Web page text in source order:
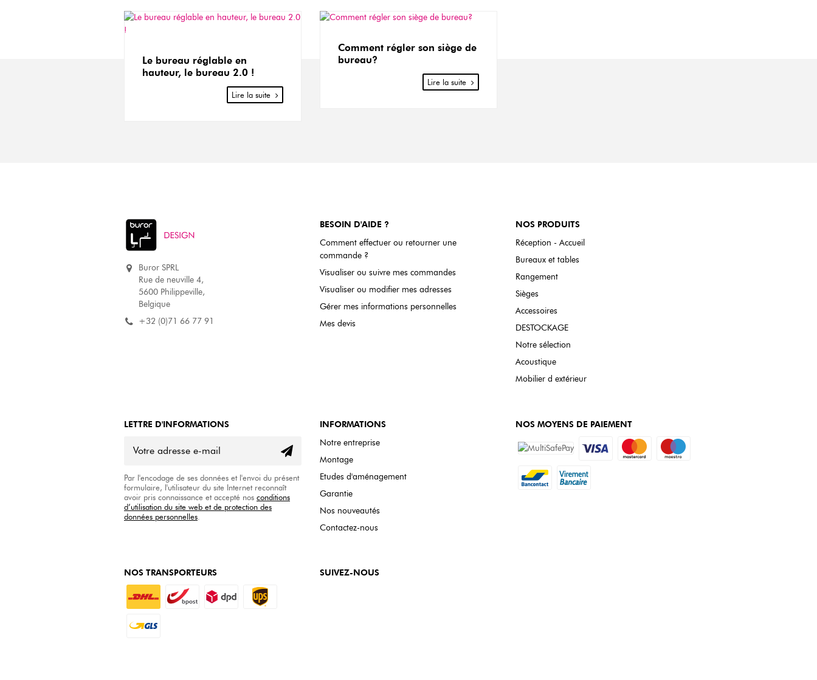
Le bureau réglable en
hauteur, le bureau 2.0 !
Lire la suite
Comment régler son siège de
bureau?
Lire la suite
Buror SPRL
Rue de neuville 4,
5600 Philippeville,
Belgique
+32 (0)71 66 77 91
BESOIN D'AIDE ?
Comment effectuer ou retourner une
commande ?
Visualiser ou suivre mes commandes
Visualiser ou modifier mes adresses
Gérer mes informations personnelles
Mes devis
NOS PRODUITS
Réception - Accueil
Bureaux et tables
Rangement
Sièges
Accessoires
DESTOCKAGE
Notre sélection
Acoustique
Mobilier d extérieur
LETTRE D'INFORMATIONS
Par l'encodage de ses données et l'envoi du présent
formulaire, l'utilisateur du site Internet reconnaît
avoir pris connaissance et accepté nos conditions
d’utilisation du site web et de protection des
données personnelles
INFORMATIONS
Notre entreprise
Montage
Etudes d'aménagement
Garantie
Nos nouveautés
Contactez-nous
NOS MOYENS DE PAIEMENT
NOS TRANSPORTEURS SUIVEZ-NOUS